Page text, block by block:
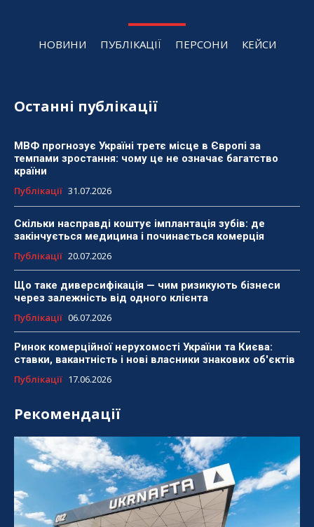
НОВИНИ ПУБЛІКАЦІЇ ПЕРСОНИ КЕЙСИ
Останні публікації
МВФ прогнозує Україні третє місце в Європі за
темпами зростання: чому це не означає багатство
країни
Публікації 31.07.2026
Скільки насправді коштує імплантація зубів: де
закінчується медицина і починається комерція
Публікації 20.07.2026
Що таке диверсифікація — чим ризикують бізнеси
через залежність від одного клієнта
Публікації 06.07.2026
Ринок комерційної нерухомості України та Києва:
ставки, вакантність і нові власники знакових об'єктів
Публікації 17.06.2026
Рекомендації